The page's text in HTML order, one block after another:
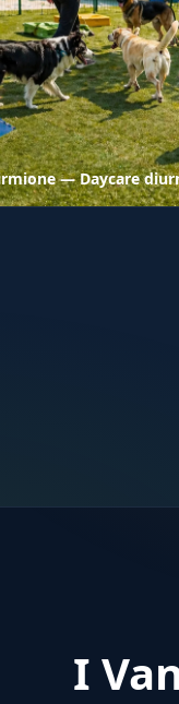
— Daycare
I